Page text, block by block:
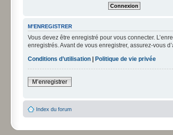
M’ENREGISTRER
Vous devez être enregistré pour vous connecter.
enregistrés. Avant de vous enregistrer, assurez-vous
Conditions d’utilisation
Politique de vie privée
M’enregistrer
Index du forum